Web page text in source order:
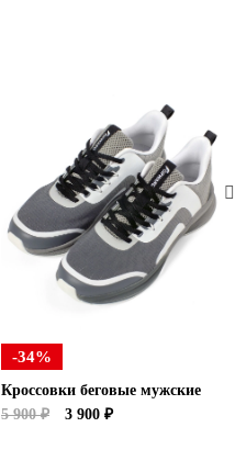
-34%
Кроссовки беговые мужские
5 900 ₽
3 900 ₽